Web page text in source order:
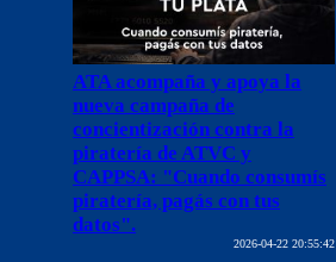
ATA acompaña y apoya la
nueva campaña de
concientización contra la
piratería de ATVC y
CAPPSA: "Cuando consumís
piratería, pagás con tus
datos".
2026-04-22 20:55:42